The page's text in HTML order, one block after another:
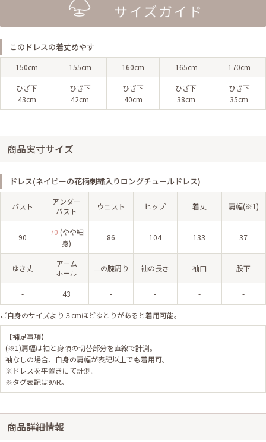
このドレスの着丈めやす
150cm 155cm 160cm 165cm 170cm
ひざ下
43cm
ひざ下
42cm
ひざ下
40cm
ひざ下
38cm
ひざ下
35cm
商品実寸サイズ
ドレス(ネイビーの花柄刺繍入りロングチュールドレス)
バスト
アンダー
バスト
ウェスト ヒップ 着丈 肩幅(※1)
90
70 (やや細
身)
86 104 133 37
ゆき丈
アーム
ホール
二の腕周り 袖の長さ 袖口 股下
- 43 - - - -
ご自身のサイズより３cmほどゆとりがあると着用可能。
【補足事項】
(※1)肩幅は袖と身頃の切替部分を直線で計測。
袖なしの場合、自身の肩幅が表記以上でも着用可。
※ドレスを平置きにて計測。
※タグ表記は9AR。
商品詳細情報